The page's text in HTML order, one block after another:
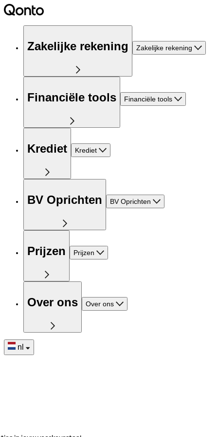
Zakelijke rekening Zakelijke rekening
Financiële tools Financiële tools
Krediet Krediet
BV Oprichten BV Oprichten
Prijzen Prijzen
Over ons Over ons
nl